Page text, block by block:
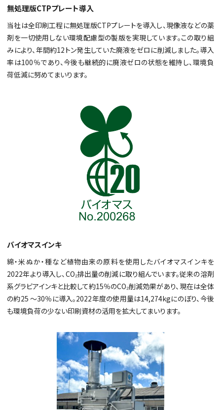
無処理版CTPプレート導入
当社は全印刷工程に無処理版CTPプレートを導入し、現像液などの薬
剤を一切使用しない環境配慮型の製版を実現しています。この取り組
みにより、年間約12トン発生していた廃液をゼロに削減しました。導入
率は100％であり、今後も継続的に廃液ゼロの状態を維持し、環境負
荷低減に努めてまいります。
バイオマスインキ
綿・米ぬか・種など植物由来の原料を使用したバイオマスインキを
2022年より導入し、CO₂排出量の削減に取り組んでいます。従来の溶剤
系グラビアインキと比較して約15％のCO₂削減効果があり、現在は全体
の約25 ～30％に導入。2022年度の使用量は14,274kgにのぼり、今後
も環境負荷の少ない印刷資材の活用を拡大してまいります。